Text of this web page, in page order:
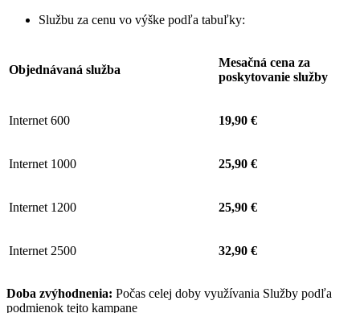
Službu za cenu vo výške podľa tabuľky:
Objednávaná služba
Mesačná cena za
poskytovanie služby
Internet 600 19,90 €
Internet 1000 25,90 €
Internet 1200 25,90 €
Internet 2500 32,90 €
Doba zvýhodnenia: Počas celej doby využívania Služby podľa
podmienok tejto kampane